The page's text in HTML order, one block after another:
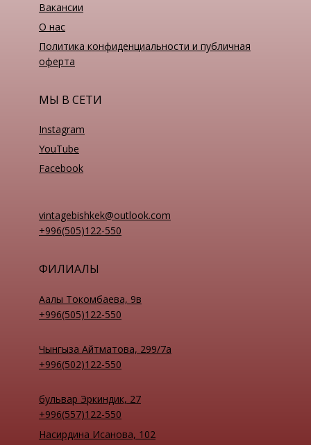
О нас
Вакансии
Политика конфиденциальности и публичная
оферта
МЫ В СЕТИ
Instagram
YouTube
Facebook
ФИЛИАЛЫ
Аалы Токомбаева, 9в
+996(505)122-550
Чынгыза Айтматова, 299/7а
+996(502)122-550
бульвар Эркиндик, 27
+996(557)122-550
Насирдина Исанова, 102
vintagebishkek@outlook.com
+996(505)122-550